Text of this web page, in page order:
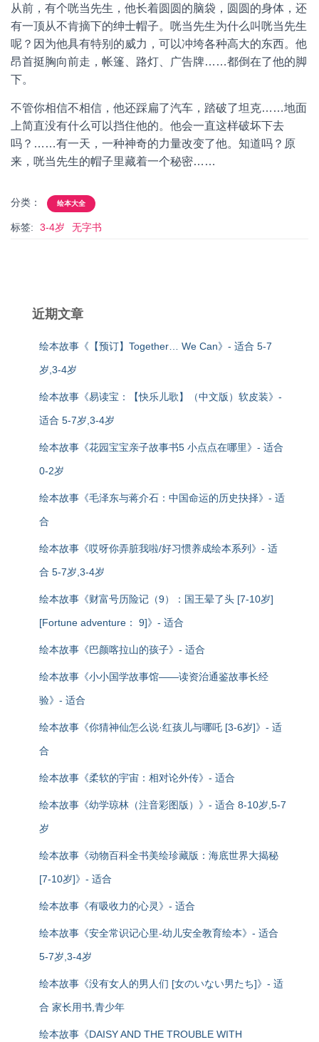
从前，有个咣当先生，他长着圆圆的脑袋，圆圆的身体，还
有一顶从不肯摘下的绅士帽子。咣当先生为什么叫咣当先生
呢？因为他具有特别的威力，可以冲垮各种高大的东西。他
昂首挺胸向前走，帐篷、路灯、广告牌……都倒在了他的脚
下。
不管你相信不相信，他还踩扁了汽车，踏破了坦克……地面
上简直没有什么可以挡住他的。他会一直这样破坏下去
吗？……有一天，一种神奇的力量改变了他。知道吗？原
来，咣当先生的帽子里藏着一个秘密……
分类： 绘本大全
标签: 3-4岁 无字书
近期文章
绘本故事《【预订】Together… We Can》- 适合 5-7
岁,3-4岁
绘本故事《易读宝：【快乐儿歌】（中文版）软皮装》-
适合 5-7岁,3-4岁
绘本故事《花园宝宝亲子故事书5 小点点在哪里》- 适合
0-2岁
绘本故事《毛泽东与蒋介石：中国命运的历史抉择》- 适
合
绘本故事《哎呀你弄脏我啦/好习惯养成绘本系列》- 适
合 5-7岁,3-4岁
绘本故事《财富号历险记（9）：国王晕了头 [7-10岁]
[Fortune adventure： 9]》- 适合
绘本故事《巴颜喀拉山的孩子》- 适合
绘本故事《小小国学故事馆——读资治通鉴故事长经
验》- 适合
绘本故事《你猜神仙怎么说·红孩儿与哪吒 [3-6岁]》- 适
合
绘本故事《柔软的宇宙：相对论外传》- 适合
绘本故事《幼学琼林（注音彩图版）》- 适合 8-10岁,5-7
岁
绘本故事《动物百科全书美绘珍藏版：海底世界大揭秘
[7-10岁]》- 适合
绘本故事《有吸收力的心灵》- 适合
绘本故事《安全常识记心里-幼儿安全教育绘本》- 适合
5-7岁,3-4岁
绘本故事《没有女人的男人们 [女のいない男たち]》- 适
合 家长用书,青少年
绘本故事《DAISY AND THE TROUBLE WITH